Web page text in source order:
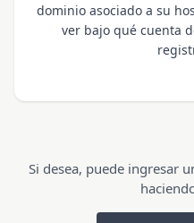
dominio asociado a su
ver bajo qué cuenta
Si desea, puede ingresar